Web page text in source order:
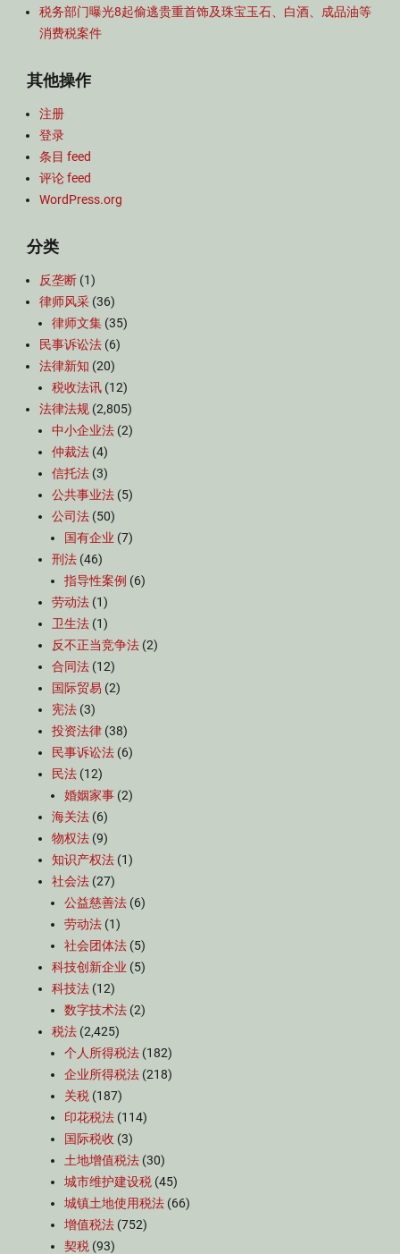
税务部门曝光8起偷逃贵重首饰及珠宝玉石、白酒、成品油等
消费税案件
其他操作
注册
登录
条目 feed
评论 feed
WordPress.org
分类
反垄断 (1)
律师风采 (36)
律师文集 (35)
民事诉讼法 (6)
法律新知 (20)
税收法讯 (12)
法律法规 (2,805)
中小企业法 (2)
仲裁法 (4)
信托法 (3)
公共事业法 (5)
公司法 (50)
国有企业 (7)
刑法 (46)
指导性案例 (6)
劳动法 (1)
卫生法 (1)
反不正当竞争法 (2)
合同法 (12)
国际贸易 (2)
宪法 (3)
投资法律 (38)
民事诉讼法 (6)
民法 (12)
婚姻家事 (2)
海关法 (6)
物权法 (9)
知识产权法 (1)
社会法 (27)
公益慈善法 (6)
劳动法 (1)
社会团体法 (5)
科技创新企业 (5)
科技法 (12)
数字技术法 (2)
税法 (2,425)
个人所得税法 (182)
企业所得税法 (218)
关税 (187)
印花税法 (114)
国际税收 (3)
土地增值税法 (30)
城市维护建设税 (45)
城镇土地使用税法 (66)
增值税法 (752)
契税 (93)